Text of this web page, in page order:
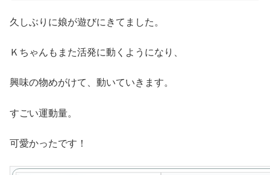
久しぶりに娘が遊びにきてました。
Ｋちゃんもまた活発に動くようになり、
興味の物めがけて、動いていきます。
すごい運動量。
可愛かったです！